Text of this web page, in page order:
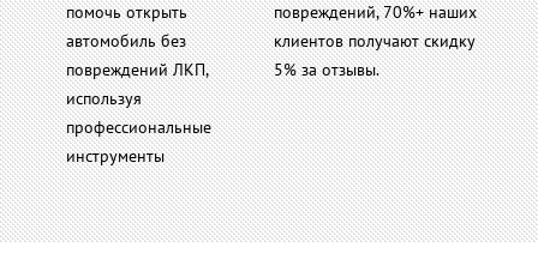
помочь открыть
автомобиль без
повреждений ЛКП,
используя
профессиональные
инструменты
повреждений, 70%+ наших
клиентов получают скидку
5% за отзывы.